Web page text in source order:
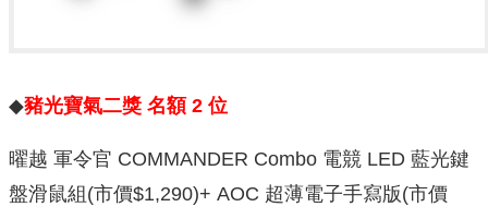
◆豬光寶氣二獎 名額 2 位
曜越 軍令官 COMMANDER Combo 電競 LED 藍光鍵
盤滑鼠組(市價$1,290)+ AOC 超薄電子手寫版(市價